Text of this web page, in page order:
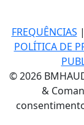
FREQUÊNCIAS |
POLÍTICA DE
© 2026
&